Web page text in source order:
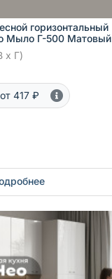
горизонтальный
Мыло Г-500 Матовый
x Г)
от 417 ₽